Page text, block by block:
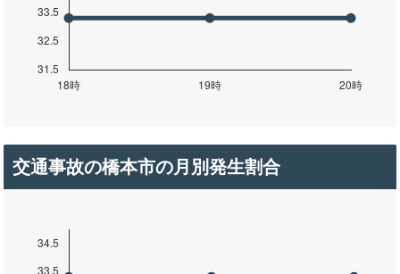
交通事故の橋本市の月別発生割合